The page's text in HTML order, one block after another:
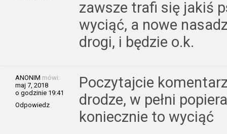
zawsze trafi się jakiś
wyciąć, a nowe
drogi, i będzie o.k.
ANONIM mówi:
maj 7, 2018
o godzinie 19:41
Odpowiedz
Poczytajcie
drodze, w pełni
koniecznie to wyciąć